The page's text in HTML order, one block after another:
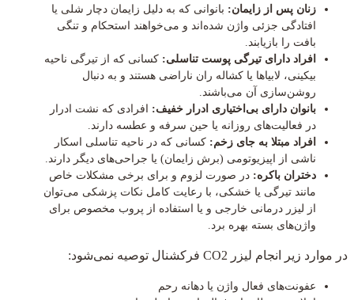
زنان پس از زایمان: بانوانی که به دلیل زایمان دچار شلی یا
افتادگی جزئی واژن شده‌اند و می‌خواهند استحکام و تنگی
بافت را بازیابند.
افراد دارای تیرگی پوست تناسلی: کسانی که از تیرگی ناحیه
بیکینی، لابیاها یا کشاله ران ناراضی هستند و به دنبال
روشن‌سازی آن می‌باشند.
بانوان دارای بی‌اختیاری ادرار خفیف: افرادی که نشت ادرار
در فعالیت‌های روزانه یا حین سرفه و عطسه دارند.
افراد مبتلا به جای زخم: کسانی که در ناحیه تناسلی اسکار
ناشی از اپیزیوتومی (برش زایمان) یا جراحی‌های دیگر دارند.
دختران باکره: در صورت لزوم و برای برخی مشکلات خاص
مانند تیرگی یا خشکی، با رعایت کامل نکات پزشکی می‌توان
از لیزر درمانی خارجی و یا استفاده از پروب مخصوص برای
واژن‌های بسته بهره برد.
در موارد زیر انجام لیزر CO2 فرکشنال توصیه نمی‌شود:
عفونت‌های فعال واژن یا دهانه رحم